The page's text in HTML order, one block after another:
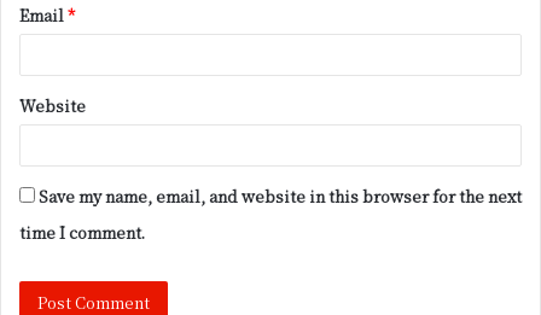
Email *
Website
Save my name, email, and website in this browser for the next
time I comment.